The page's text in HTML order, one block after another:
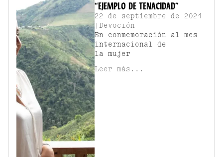
“EJEMPLO DE TENACIDAD”
22 de septiembre de 2021
|Devoción
En conmemoración al mes
internacional de
la mujer
Leer más...